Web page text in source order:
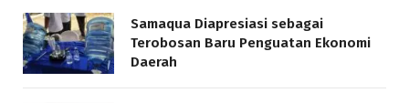
Samaqua Diapresiasi sebagai
Terobosan Baru Penguatan Ekonomi
Daerah